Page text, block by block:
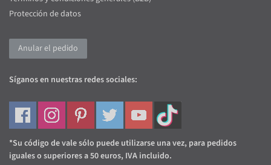
Protección de datos
Anular el pedido
Síganos en nuestras redes sociales:
*Su código de vale sólo puede utilizarse una vez, para pedidos
iguales o superiores a 50 euros, IVA incluido.